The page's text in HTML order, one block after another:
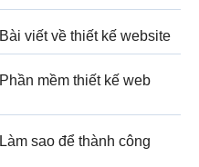
Bài viết về thiết kế website
Phần mềm thiết kế web
Làm sao để thành công